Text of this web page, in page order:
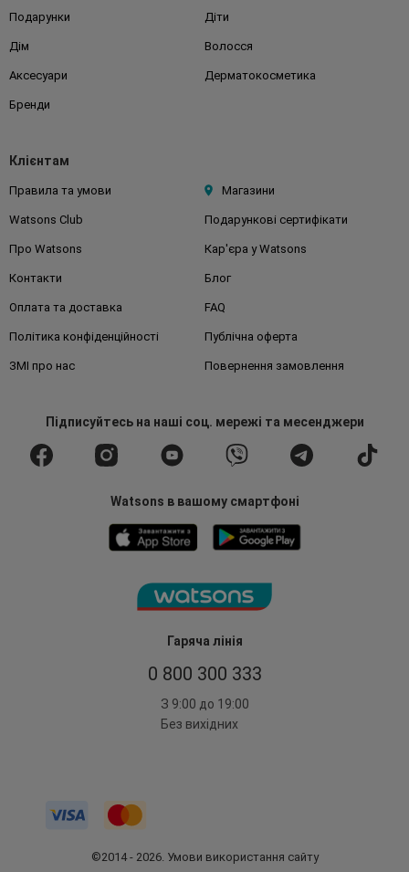
Гаряча лінія
0 800 300 333
З 9:00 до 19:00
Без вихідних
Подарунки Діти
Дім Волосся
Аксесуари Дерматокосметика
Бренди
Клієнтам
Правила та умови Магазини
Watsons Club Подарункові сертифікати
Про Watsons Кар'єра у Watsons
Контакти Блог
Оплата та доставка FAQ
Політика конфіденційності Публічна оферта
ЗМІ про нас Повернення замовлення
Підписуйтесьна наші соц. мережі та месенджери
Watsons в вашому смартфоні
©2014 - 2026. Умови використання сайту